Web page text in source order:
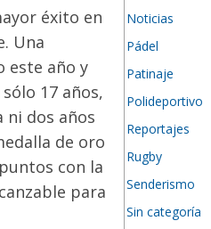
éxito en
Una
este año y
17 años,
ni dos años
de oro
con la
para
Noticias
Pádel
Patinaje
Polideportivo
Reportajes
Rugby
Senderismo
Sin categoría